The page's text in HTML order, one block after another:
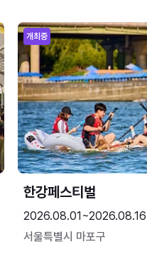
개최중
한강페스티벌
2026.08.01~2026.08.16
서울특별시 마포구